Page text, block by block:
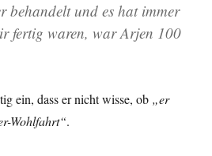
behandelt und es hat immer
fertig waren, war Arjen 100
ein, dass er nicht wisse, ob „er
Wohlfahrt“.